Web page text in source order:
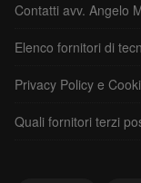
Contatti avv. Angelo
Elenco fornitori di
Privacy Policy e
Quali fornitori terzi